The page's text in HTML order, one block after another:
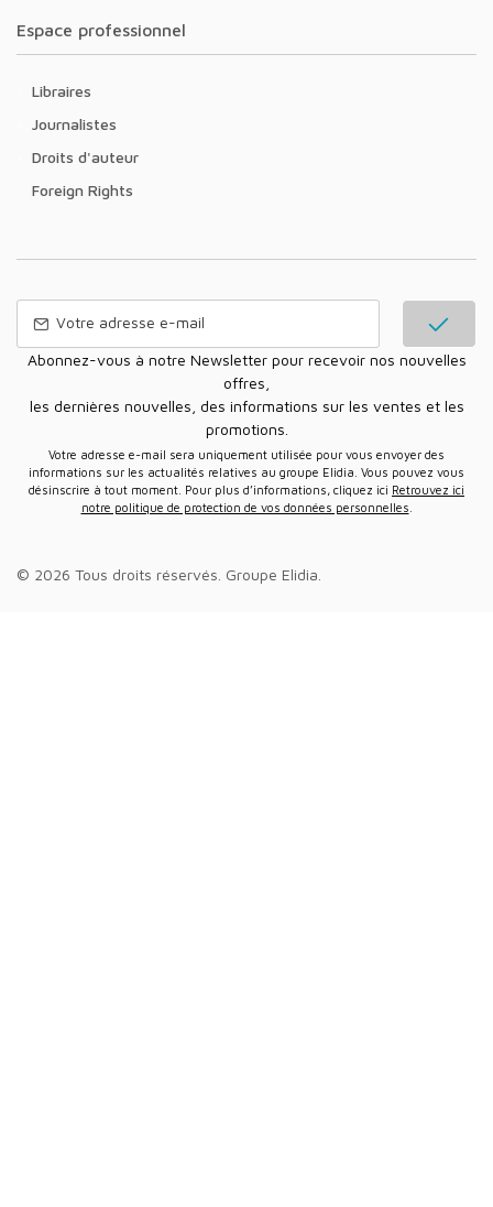
Espace professionnel
Libraires
Journalistes
Droits d'auteur
Foreign Rights
Abonnez-vous à notre Newsletter pour recevoir nos nouvelles
offres,
les dernières nouvelles, des informations sur les ventes et les
promotions.
Votre adresse e-mail sera uniquement utilisée pour vous envoyer des
informations sur les actualités relatives au groupe Elidia. Vous pouvez vous
désinscrire à tout moment. Pour plus d’informations, cliquez ici Retrouvez ici
notre politique de protection de vos données personnelles
© 2026 Tous droits réservés. Groupe Elidia.